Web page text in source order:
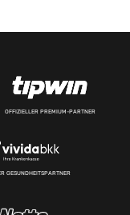
OFFIZIELLER PREMIUM-PARTNER
GESUNDHEITSPARTNER